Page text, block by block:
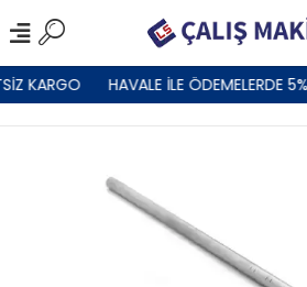
KARGO HAVALE İLE ÖDEMELERDE